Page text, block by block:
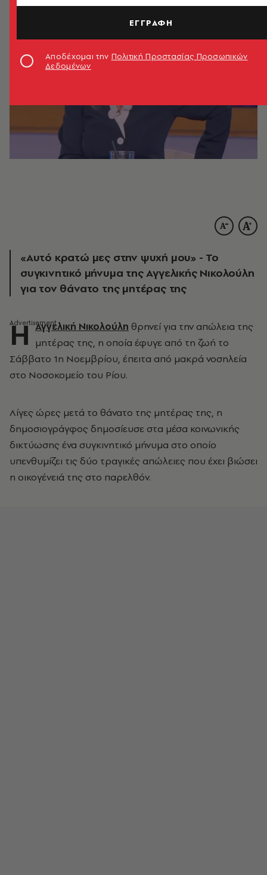
«Αυτό κρατώ μες στην ψυχή μου» - Το
συγκινητικό μήνυμα της Αγγελικής Νικολούλη
για τον θάνατο της μητέρας της
Η Αγγελική Νικολούλη θρηνεί για την απώλεια της
μητέρας της, η οποία έφυγε από τη ζωή το
Σάββατο 1η Νοεμβρίου, έπειτα από μακρά νοσηλεία
στο Νοσοκομείο του Ρίου.
Λίγες ώρες μετά το θάνατο της μητέρας της, η
δημοσιογράγφος δημοσίευσε στα μέσα κοινωνικής
δικτύωσης ένα συγκινητικό μήνυμα στο οποίο
υπενθυμίζει τις δύο τραγικές απώλειες που έχει βιώσει
η οικογένειά της στο παρελθόν.
ΕΓΓΡΑΦΗ
Αποδέχομαι την Πολιτική Προστασίας Προσωπικών
Δεδομένων